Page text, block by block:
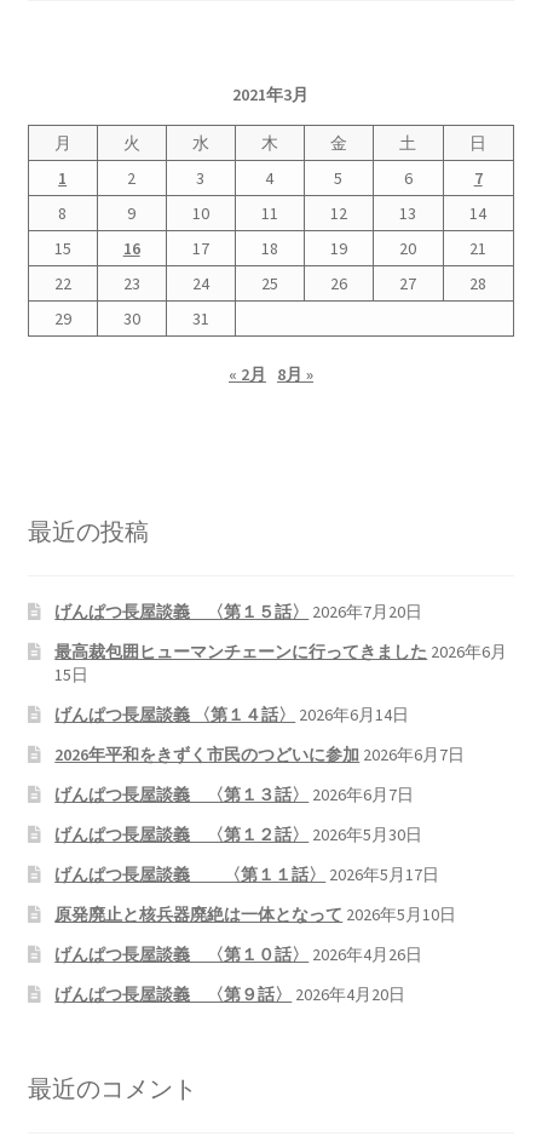
2022.12.29 原発事故と甲状腺がん
2023.1.26 「脱原発」成長論
2023.2.7 いまこそ私は原発に反対します
なぜ首都圏でガンが６０万人 増えているのか！？
2026.5.6 テレビと原発報道の60年
2026.5.15 原発をとめた人びと
他サイト
問合せ・メルマガ
2021年3月
月 火 水 木 金 土
日
1
2 3 4 5 6
7
8
9 10 11 12 13
14
15
16 17 18 19 20
21
22
23 24 25 26 27
28
29
30 31
« 2月 8月 »
最近の投稿
げんぱつ長屋談義 〈第１５話〉
2026年7月20日
最高裁包囲ヒューマンチェーンに行ってきました 2026年6月
15日
げんぱつ長屋談義 〈第１４話〉
2026年6月14日
2026年平和をきずく市民のつどいに参加 2026年6月7日
げんぱつ長屋談義 〈第１３話〉
2026年6月7日
げんぱつ長屋談義 〈第１２話〉
2026年5月30日
げんぱつ長屋談義 〈第１１話〉
2026年5月17日
原発廃止と核兵器廃絶は一体となって 2026年5月10日
げんぱつ長屋談義 〈第１０話〉
2026年4月26日
げんぱつ長屋談義 〈第９話〉
2026年4月20日
最近のコメント